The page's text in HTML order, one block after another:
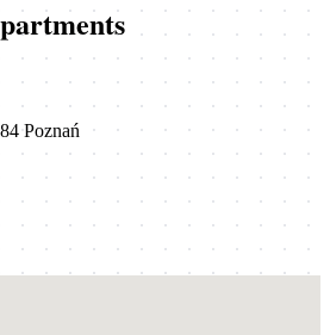
Poznań